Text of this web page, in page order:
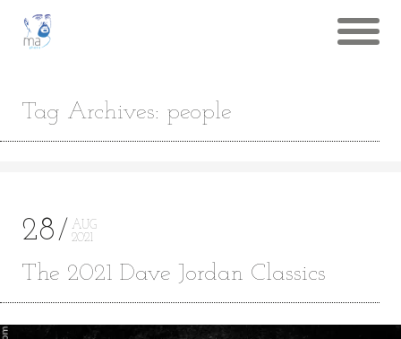
Tag Archives: people
28
AUG
2021
The 2021 Dave Jordan Classics